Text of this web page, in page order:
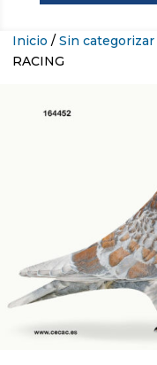
Inicio / Sin categorizar
RACING